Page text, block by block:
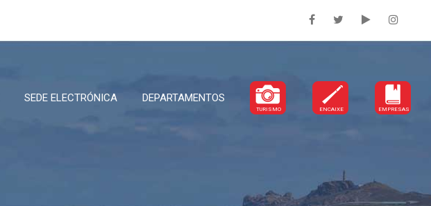
SEDE ELECTRÓNICA DEPARTAMENTOS
TURISMO ENCAIXE EMPRESAS